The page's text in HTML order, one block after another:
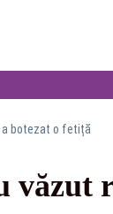
a botezat o fetiță
văzut